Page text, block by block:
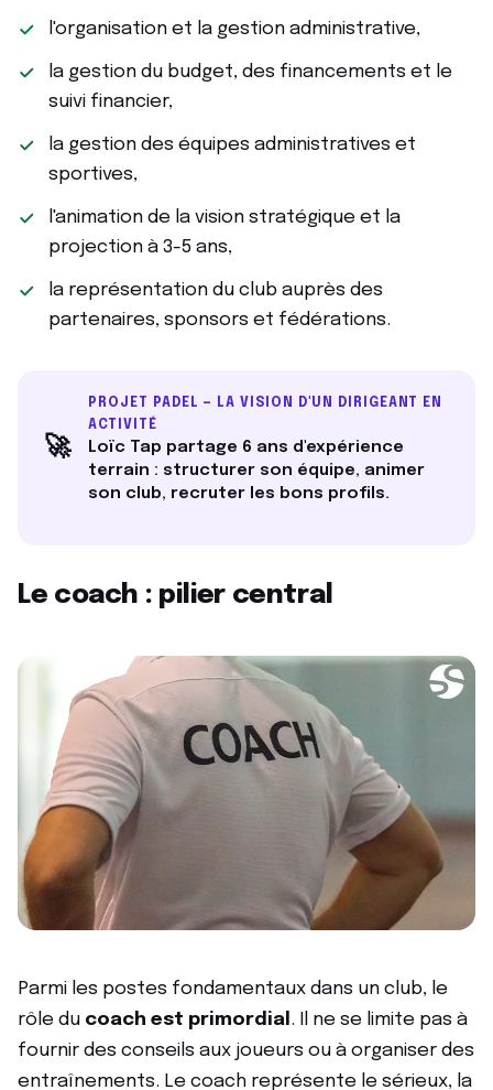
l'organisation et la gestion administrative,
la gestion du budget, des financements et le
suivi financier,
la gestion des équipes administratives et
sportives,
l'animation de la vision stratégique et la
projection à 3-5 ans,
la représentation du club auprès des
partenaires, sponsors et fédérations.
🚀
PROJET PADEL — LA VISION D'UN DIRIGEANT EN
ACTIVITÉ
Loïc Tap partage 6 ans d'expérience
terrain : structurer son équipe, animer
son club, recruter les bons profils.
Le coach : pilier central
Parmi les postes fondamentaux dans un club, le
rôle du coach est primordial . Il ne se limite pas à
fournir des conseils aux joueurs ou à organiser des
entraînements. Le coach représente le sérieux, la